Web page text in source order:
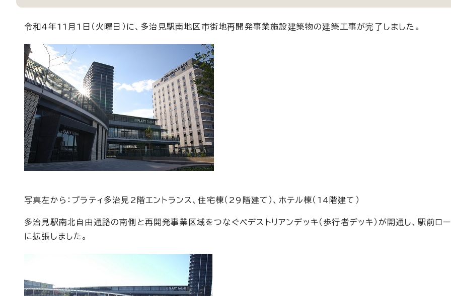
令和4年11月1日（火曜日）に、多治見駅南地区市街地再開発事業施設建築物の建築工事が完了しました。
写真左から：プラティ多治見2階エントランス、住宅棟（29階建て）、ホテル棟（14階建て）
多治見駅南北自由通路の南側と再開発事業区域をつなぐペデストリアンデッキ（歩行者デッキ）が開通し、駅前ロー
に拡張しました。